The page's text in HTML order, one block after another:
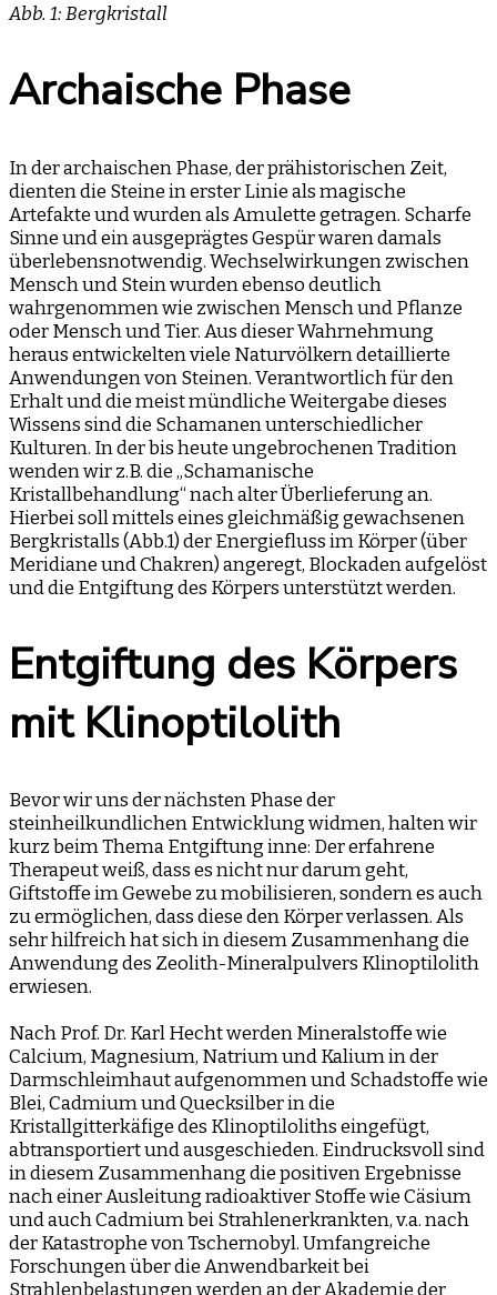
Abb. 1: Bergkristall
Archaische Phase
In der archaischen Phase, der prähistorischen Zeit,
dienten die Steine in erster Linie als magische
Artefakte und wurden als Amulette getragen. Scharfe
Sinne und ein ausgeprägtes Gespür waren damals
überlebensnotwendig. Wechselwirkungen zwischen
Mensch und Stein wurden ebenso deutlich
wahrgenommen wie zwischen Mensch und Pflanze
oder Mensch und Tier. Aus dieser Wahrnehmung
heraus entwickelten viele Naturvölkern detaillierte
Anwendungen von Steinen. Verantwortlich für den
Erhalt und die meist mündliche Weitergabe dieses
Wissens sind die Schamanen unterschiedlicher
Kulturen. In der bis heute ungebrochenen Tradition
wenden wir z.B. die „Schamanische
Kristallbehandlung“ nach alter Überlieferung an.
Hierbei soll mittels eines gleichmäßig gewachsenen
Bergkristalls (Abb.1) der Energiefluss im Körper (über
Meridiane und Chakren) angeregt, Blockaden aufgelöst
und die Entgiftung des Körpers unterstützt werden.
Entgiftung des Körpers
mit Klinoptilolith
Bevor wir uns der nächsten Phase der
steinheilkundlichen Entwicklung widmen, halten wir
kurz beim Thema Entgiftung inne: Der erfahrene
Therapeut weiß, dass es nicht nur darum geht,
Giftstoffe im Gewebe zu mobilisieren, sondern es auch
zu ermöglichen, dass diese den Körper verlassen. Als
sehr hilfreich hat sich in diesem Zusammenhang die
Anwendung des Zeolith-Mineralpulvers Klinoptilolith
erwiesen.
Nach Prof. Dr. Karl Hecht werden Mineralstoffe wie
Calcium, Magnesium, Natrium und Kalium in der
Darmschleimhaut aufgenommen und Schadstoffe wie
Blei, Cadmium und Quecksilber in die
Kristallgitterkäfige des Klinoptiloliths eingefügt,
abtransportiert und ausgeschieden. Eindrucksvoll sind
in diesem Zusammenhang die positiven Ergebnisse
nach einer Ausleitung radioaktiver Stoffe wie Cäsium
und auch Cadmium bei Strahlenerkrankten, v.a. nach
der Katastrophe von Tschernobyl. Umfangreiche
Forschungen über die Anwendbarkeit bei